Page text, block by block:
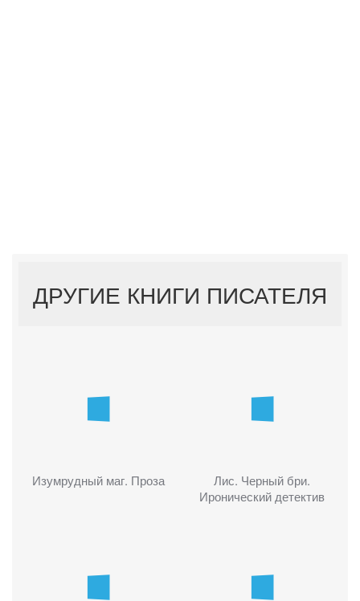
ДРУГИЕ КНИГИ ПИСАТЕЛЯ
Изумрудный маг. Проза
Лис. Черный бри.
Иронический детектив